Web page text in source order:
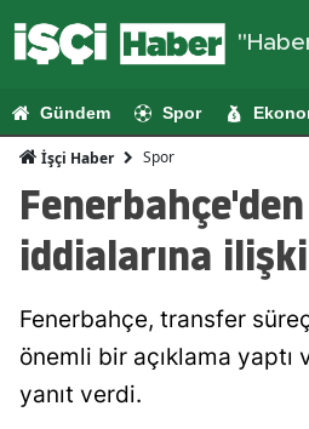
Gündem Spor
İşçi Haber Spor
iddialarına
Fenerbahçe, transfer
önemli bir açıklama yaptı
yanıt verdi.